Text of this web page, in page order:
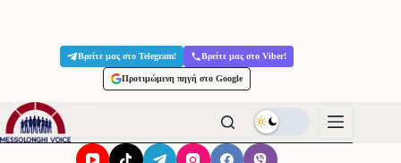
Βρείτε μας στο Telegram! Βρείτε μας στο Viber!
Προτιμώμενη πηγή στο Google